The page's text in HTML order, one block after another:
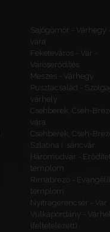
Sajógömör - Várhegy
vára
Feketeváros - Vár -
Városerődítés
Meszes - Várhegy
Pusztacsalád -
várhely
Csehberek, Cseh-
vára
Csehberek, Cseh-
Szlatina I. sáncvár
Háromudvar -
templom
Rimabrézó -
templom
Nyitragerencsér - Vár
Vulkapordány -
(feltételezett)